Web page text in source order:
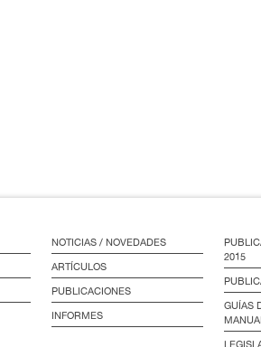
NOTICIAS / NOVEDADES
ARTÍCULOS
PUBLICACIONES
INFORMES
2015
GUÍAS